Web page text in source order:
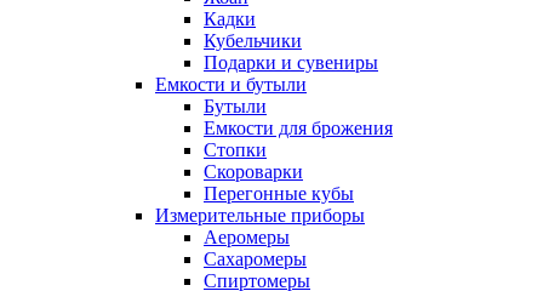
Кадки
Кубельчики
Подарки и сувениры
Емкости и бутыли
Бутыли
Емкости для брожения
Стопки
Скороварки
Перегонные кубы
Измерительные приборы
Аеромеры
Сахаромеры
Спиртомеры